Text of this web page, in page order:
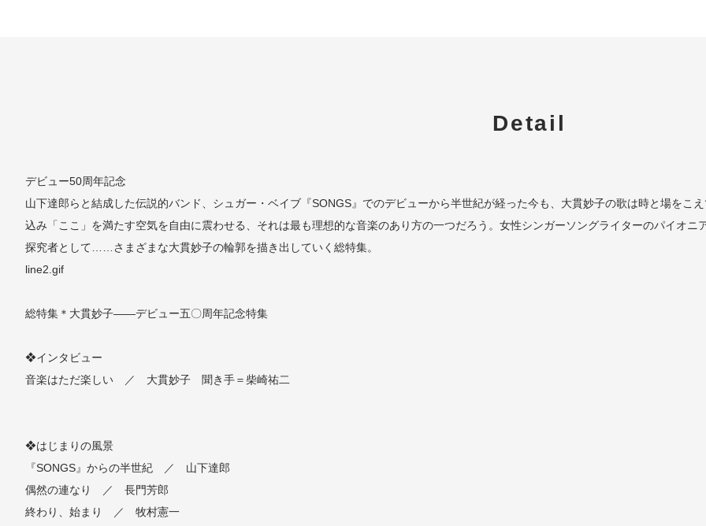
Detail
デビュー50周年記念
山下達郎らと結成した伝説的バンド、シュガー・ベイブ『SONGS』でのデビューから半世紀が経った今も、大貫妙子の歌は時と場をこ
込み「ここ」を満たす空気を自由に震わせる、それは最も理想的な音楽のあり方の一つだろう。女性シンガーソングライターのパイオ
探究者として……さまざまな大貫妙子の輪郭を描き出していく総特集。
line2.gif
総特集＊大貫妙子――デビュー五〇周年記念特集
❖インタビュー
音楽はただ楽しい ／ 大貫妙子 聞き手＝柴崎祐二
❖はじまりの風景
『SONGS』からの半世紀 ／ 山下達郎
偶然の連なり ／ 長門芳郎
終わり、始まり ／ 牧村憲一